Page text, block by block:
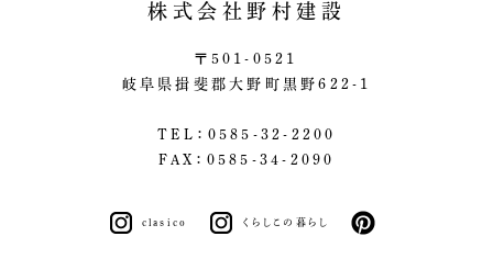
株式会社野村建設
〒501-0521
岐阜県揖斐郡大野町黒野622-1
TEL：0585-32-2200
FAX：0585-34-2090
clasico くらしこの暮らし